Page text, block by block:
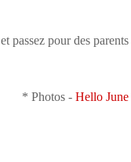
et passez pour des parents
* Photos - Hello June